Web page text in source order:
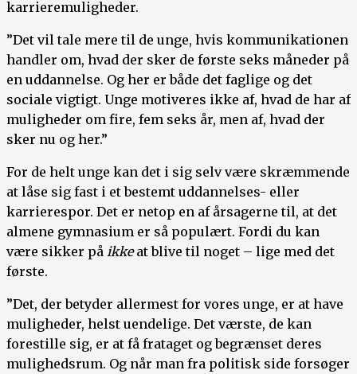
karrieremuligheder.
”Det vil tale mere til de unge, hvis kommunikationen
handler om, hvad der sker de første seks måneder på
en uddannelse. Og her er både det faglige og det
sociale vigtigt. Unge motiveres ikke af, hvad de har af
muligheder om fire, fem seks år, men af, hvad der
sker nu og her.”
For de helt unge kan det i sig selv være skræmmende
at låse sig fast i et bestemt uddannelses- eller
karrierespor. Det er netop en af årsagerne til, at det
almene gymnasium er så populært. Fordi du kan
være sikker på ikkeat blive til noget – lige med det
første.
”Det, der betyder allermest for vores unge, er at have
muligheder, helst uendelige. Det værste, de kan
forestille sig, er at få frataget og begrænset deres
mulighedsrum. Og når man fra politisk side forsøger